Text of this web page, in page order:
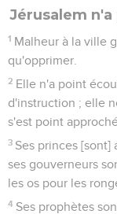
Jérusalem
1 Malheur à la ville
qu'opprimer.
2 Elle n'a point
d'instruction ; elle
s'est point
3 Ses princes [sont]
ses gouverneurs
les os pour les
4 Ses prophètes